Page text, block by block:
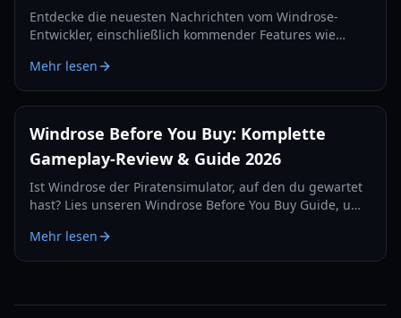
Entdecke die neuesten Nachrichten vom Windrose-
Entwickler, einschließlich kommender Features wie
Strategie für 2026.
Mehr lesen
Windrose Before You Buy: Komplette
Gameplay-Review & Guide 2026
Ist Windrose der Piratensimulator, auf den du gewartet
hast? Lies unseren Windrose Before You Buy Guide, um
den Early-Access-Zustand zu erfahren.
Mehr lesen